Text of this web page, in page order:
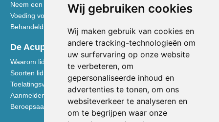
Wij gebruiken cookies
Wij maken gebruik van cookies en
andere tracking-technologieën om
uw surfervaring op onze website
te verbeteren, om
gepersonaliseerde inhoud en
advertenties te tonen, om ons
websiteverkeer te analyseren en
om te begrijpen waar onze
Neem een kijkje in de praktijk
Voeding volgens de Vijf Elementen
Behandeldisciplines - TCG
De Acupuncturist
Waarom lid worden van de NVA
Soorten lidmaatschap NVA
Toelatingsvoorwaarden
Aanmelden voor lidmaatschap
Beroepsaansprakelijkheidsverzekering